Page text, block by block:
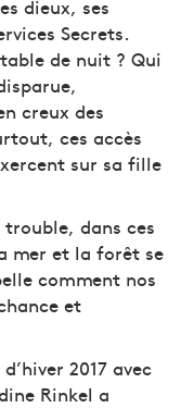
dieux, ses
Secrets.
de nuit ? Qui
creux des
ces accès
sur sa fille
trouble, dans ces
mer et la forêt se
comment nos
et
2017 avec
Rinkel a